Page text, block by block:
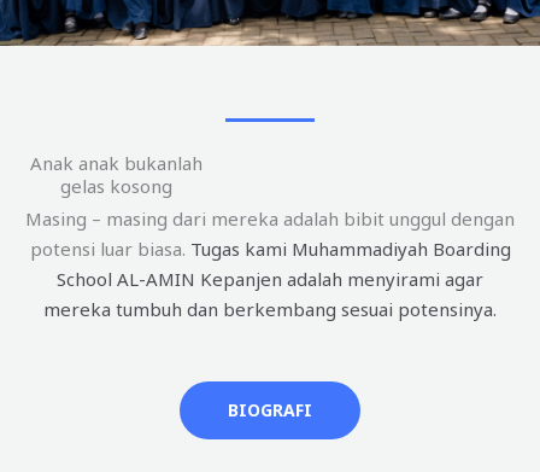
Anak anak bukanlah
gelas kosong
Masing – masing dari mereka adalah bibit unggul dengan
potensi luar biasa. Tugas kami Muhammadiyah Boarding
School AL-AMIN Kepanjen adalah menyirami agar
mereka tumbuh dan berkembang sesuai potensinya.
BIOGRAFI